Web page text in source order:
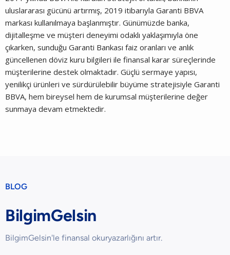
uluslararası gücünü artırmış, 2019 itibarıyla Garanti BBVA
markası kullanılmaya başlanmıştır. Günümüzde banka,
dijitalleşme ve müşteri deneyimi odaklı yaklaşımıyla öne
çıkarken, sunduğu Garanti Bankası faiz oranları ve anlık
güncellenen döviz kuru bilgileri ile finansal karar süreçlerinde
müşterilerine destek olmaktadır. Güçlü sermaye yapısı,
yenilikçi ürünleri ve sürdürülebilir büyüme stratejisiyle Garanti
BBVA, hem bireysel hem de kurumsal müşterilerine değer
sunmaya devam etmektedir.
BLOG
BilgimGelsin
BilgimGelsin'le finansal okuryazarlığını artır.